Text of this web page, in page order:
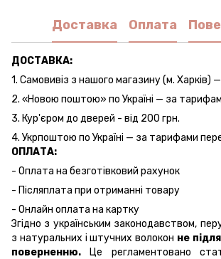
Доставка Оплата
ДОСТАВКА:
1. Самовивіз з нашого магазину (м. Харків) —
2. «Новою поштою» по Україні — за
3. Кур'єром до дверей - від 200 грн.
4. Укрпоштою по Україні — за тарифами
ОПЛАТА:
- Оплата на безготівковий рахунок
- Післяплата при отриманні товару
- Онлайн оплата на картку
Згідно з українським законодавством,
з натуральних і штучних волокон не
поверненню. Це регламентовано